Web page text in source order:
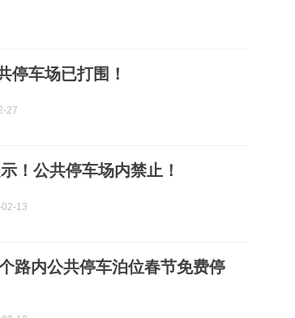
停车场已打围！
27
！公共停车场内禁止！
13
路内公共停车泊位春节免费停